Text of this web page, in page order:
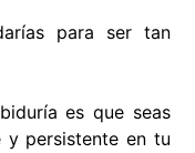
para ser tan
es que seas
y persistente en tu